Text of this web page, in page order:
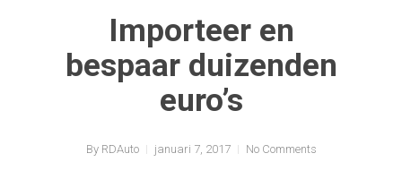
Importeer en
bespaar duizenden
euro’s
By RDAuto januari 7, 2017 No Comments